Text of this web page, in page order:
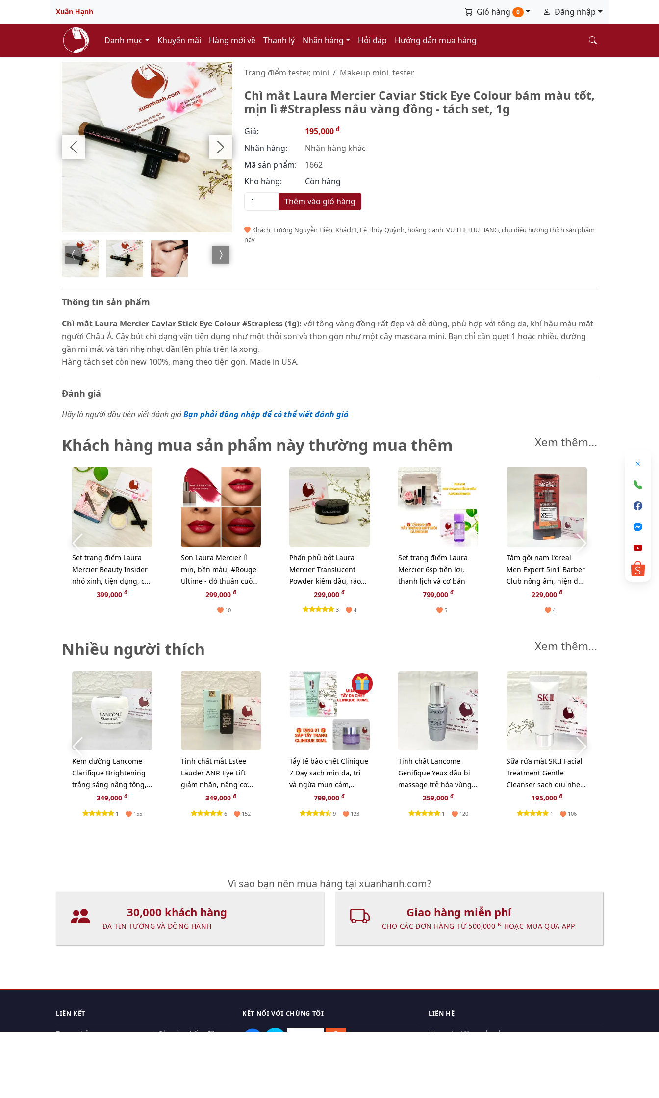
Xuân Hạnh Giỏ hàng 0 Đăng nhập
Danh mục Khuyến mãi Hàng mới về Thanh lý Nhãn hàng Hỏi đáp Hướng dẫn mua hàng
Trang điểm tester, mini Makeup mini, tester
Chì mắt Laura Mercier Caviar Stick Eye Colour bám màu tốt,
mịn lì #Strapless nâu vàng đồng - tách set, 1g
Giá: 195,000 đ
Nhãn hàng:
Nhãn hàng khác
Mã sản phẩm:
1662
Kho hàng:
Còn hàng
Thêm vào giỏ hàng
Khách, Lương Nguyễn Hiền, Khách1, Lê Thúy Quỳnh, hoàng oanh, VU THI THU HANG, chu diệu hương thích sản phẩm
này
Thông tin sản phẩm
Chì mắt Laura Mercier Caviar Stick Eye Colour #Strapless (1g): với tông vàng đồng rất đẹp và dễ dùng, phù hợp với tông da, khí hậu màu mắt
người Châu Á. Cây bút chì dạng vặn tiện dụng như một thỏi son và thon gọn như một cây mascara mini. Bạn chỉ cần quẹt 1 hoặc nhiều đường
gần mí mắt và tán nhẹ nhạt dần lên phía trên là xong.
Hàng tách set còn new 100%, mang theo tiện gọn. Made in USA.
Đánh giá
Hãy là người đầu tiên viết đánh giáBạn phải đăng nhập để có thể viết đánh giá
Khách hàng mua sản phẩm này thường mua thêm Xem thêm...
Set trang điểm Laura
Mercier Beauty Insider
nhỏ xinh, tiện dụng, cơ
bản tiện mang theo.
399,000đ
Son Laura Mercier lì
mịn, bền màu, #Rouge
Ultime - đỏ thuần cuốn
hút, tách set
299,000 đ
10
Phấn phủ bột Laura
Mercier Translucent
Powder kiềm dầu, ráo
mịn - tách set, 5g
299,000đ
3 4
Set trang điểm Laura
Mercier 6sp tiện lợi,
thanh lịch và cơ bản
799,000đ
5
Tắm gội nam L’oreal
Men Expert 5in1 Barber
Club nồng ấm, hiện đại
(màu nâu) - 300ml
229,000 đ
4
Men Expert
Nhiều người thích Xem thêm...
Kem dưỡng Lancome
Clarifique Brightening
trắng sáng nâng tông,
se mịn, 15ml
349,000đ
1 155
Tinh chất mắt Estee
Lauder ANR Eye Lift
giảm nhăn, nâng cơ
mắt chuyên sâu, 5ml
(New)
349,000 đ
6 152
Tẩy tế bào chết Clinique
7 Day sạch mịn da, trị
và ngừa mụn cám,
100ml - TẶNG 1 SÁP TẨY
TRANG CLINIQUE
799,000đ
9 123
Tinh chất Lancome
Genifique Yeux đầu bi
massage trẻ hóa vùng
mắt, 5ml.259,000đ
1 120
Sữa rửa mặt SKII Facial
Treatment Gentle
Cleanser sạch dịu nhẹ
làn da - 20g.
195,000 đ
1 106
Vì sao bạn nên mua hàng tại xuanhanh.com?
30,000 khách hàng
ĐÃ TIN TƯỞNG VÀ ĐỒNG HÀNH
Giao hàng miễn phí
CHO CÁC ĐƠN HÀNG TỪ 500,000 Đ HOẶC MUA QUA APP
LIÊN KẾT
Trang chủ
Các sản phẩm đã
KẾT NỐI VỚI CHÚNG TÔI LIÊN HỆ
contact@xuanhanh.vn